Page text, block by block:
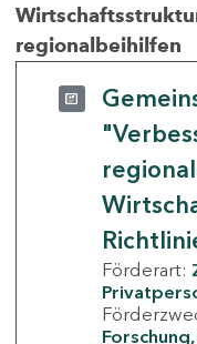
regionalbeihilfen
Förderart: